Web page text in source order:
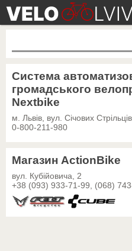
Система
громадського
Nextbike
м. Львів, вул. Січових
0-800-211-980
Магазин ActionBike
вул. Кубійовича, 2
+38 (093) 933-71-99, (068)